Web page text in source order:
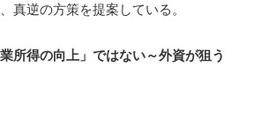
真逆の方策を提案している。
所得の向上」ではない～外資が狙う